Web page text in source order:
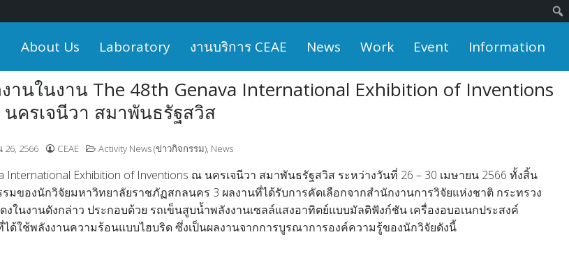
About Us Laboratory งานบริการ CEAE News Work Event Information
านในงาน The 48th Genava International Exhibition of Inventions
ครเจนีวา สมาพันธรัฐสวิส
26, 2566 CEAE Activity News (ข่าวกิจกรรม), News
Exhibition of Inventions ณ นครเจนีวา สมาพันธรัฐสวิส ระหว่างวันที่ 26 – 30 เมษายน 2566 ทั้งสิ้น
ของนักวิจัยมหาวิทยาลัยราชภัฏสกลนคร 3 ผลงานที่ได้รับการคัดเลือกจากสำนักงานการวิจัยแห่งชาติ กระทรวง
ในงานดังกล่าว ประกอบด้วย รถเข็นสูบน้ำพลังงานเซลล์แสงอาทิตย์แบบมัลติฟังก์ชัน เครื่องอบอเนกประสงค์
ด้ใช้พลังงานความร้อนแบบไฮบริด ซึ่งเป็นผลงานจากการบูรณาการองค์ความรู้ของนักวิจัยดังนี้